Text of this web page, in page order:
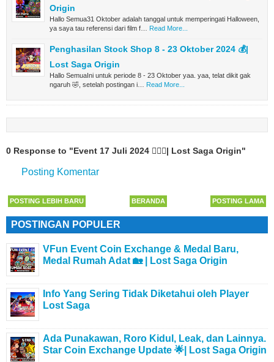
Origin
Hallo Semua31 Oktober adalah tanggal untuk memperingati Halloween,
ya saya tau referensi dari film f…
Read More...
Penghasilan Stock Shop 8 - 23 Oktober 2024 💰|
Lost Saga Origin
Hallo SemuaIni untuk periode 8 - 23 Oktober yaa. yaa, telat dikit gak
ngaruh 🤣, setelah postingan i…
Read More...
0 Response to "Event 17 Juli 2024 🙋🏻‍♂️| Lost Saga Origin"
Posting Komentar
POSTING LEBIH BARU POSTING LAMA
BERANDA
POSTINGAN POPULER
VFun Event Coin Exchange & Medal Baru,
Medal Rumah Adat 🏡 | Lost Saga Origin
Info Yang Sering Tidak Diketahui oleh Player
Lost Saga
Ada Punakawan, Roro Kidul, Leak, dan Lainnya.
Star Coin Exchange Update 🌟| Lost Saga Origin